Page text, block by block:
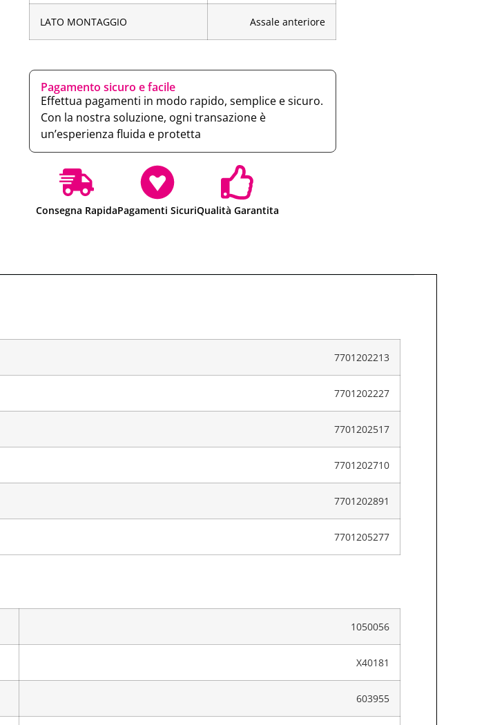
LATO MONTAGGIO Assale anteriore
Pagamento sicuro e facile
Effettua pagamenti in modo rapido, semplice e sicuro.
Con la nostra soluzione, ogni transazione è
un’esperienza fluida e protetta
Consegna RapidaPagamenti SicuriQualità Garantita
7701202213
7701202227
7701202517
7701202710
7701202891
7701205277
1050056
X40181
603955